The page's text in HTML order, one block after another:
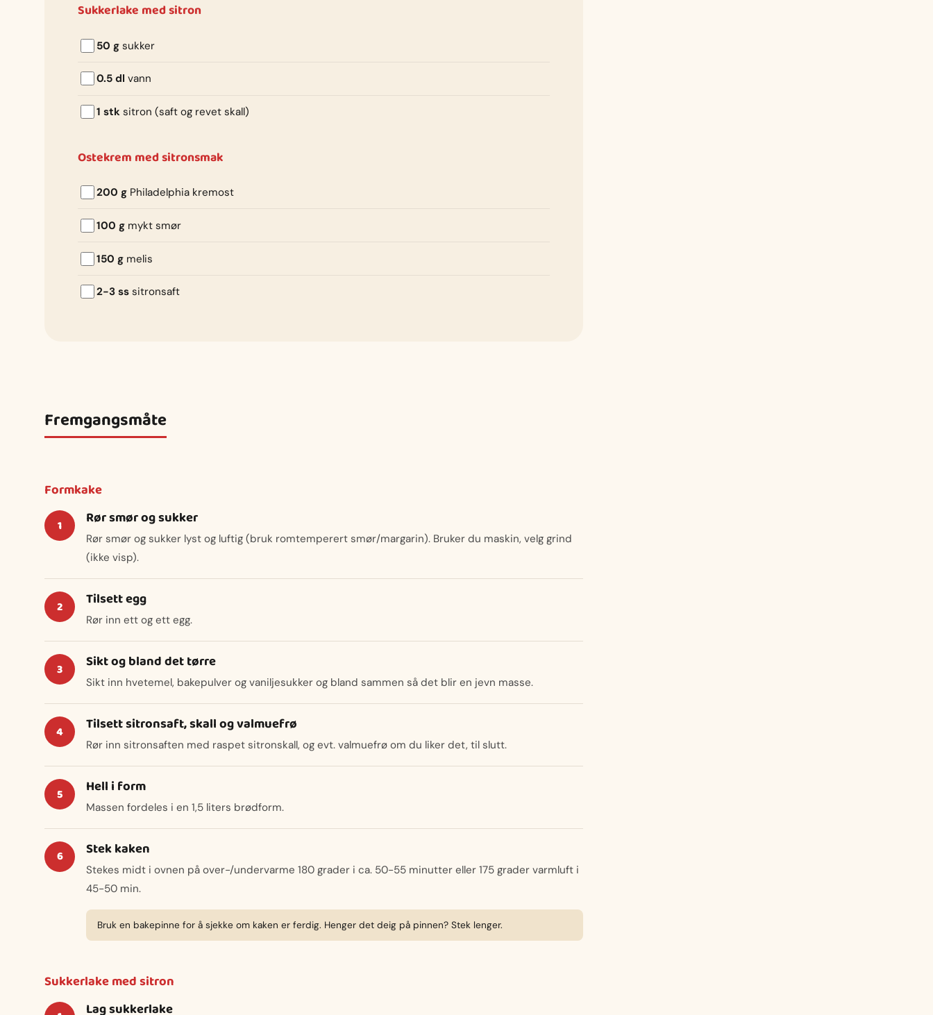
Sukkerlake med sitron
50 g sukker
0.5 dl vann
1 stk sitron (saft og revet skall)
Ostekrem med sitronsmak
200 g Philadelphia kremost
100 g mykt smør
150 g melis
2-3 ss sitronsaft
Fremgangsmåte
Formkake
Rør smør og sukker
Rør smør og sukker lyst og luftig (bruk romtemperert smør/margarin). Bruker du maskin, velg grind
(ikke visp).
Tilsett egg
Rør inn ett og ett egg.
Sikt og bland det tørre
Sikt inn hvetemel, bakepulver og vaniljesukker og bland sammen så det blir en jevn masse.
Tilsett sitronsaft, skall og valmuefrø
Rør inn sitronsaften med raspet sitronskall, og evt. valmuefrø om du liker det, til slutt.
Hell i form
Massen fordeles i en 1,5 liters brødform.
Stek kaken
Stekes midt i ovnen på over-/undervarme 180 grader i ca. 50-55 minutter eller 175 grader varmluft i
45-50 min.
Bruk en bakepinne for å sjekke om kaken er ferdig. Henger det deig på pinnen? Stek lenger.
Sukkerlake med sitron
Lag sukkerlake